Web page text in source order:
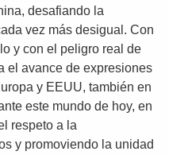
desafiando la
vez más desigual. Con
y con el peligro real de
el avance de expresiones
y EEUU, también en
este mundo de hoy, en
respeto a la
y promoviendo la unidad